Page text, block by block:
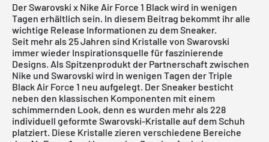
Der Swarovski x Nike Air Force 1 Black wird in wenigen
Tagen erhältlich sein. In diesem Beitrag bekommt ihr alle
wichtige Release Informationen zu dem Sneaker.
Seit mehr als 25 Jahren sind Kristalle von Swarovski
immer wieder Inspirationsquelle für faszinierende
Designs. Als Spitzenprodukt der Partnerschaft zwischen
Nike und Swarovski wird in wenigen Tagen der Triple
Black Air Force 1 neu aufgelegt. Der Sneaker besticht
neben den klassischen Komponenten mit einem
schimmernden Look, denn es wurden mehr als 228
individuell geformte Swarovski-Kristalle auf dem Schuh
platziert. Diese Kristalle zieren verschiedene Bereiche